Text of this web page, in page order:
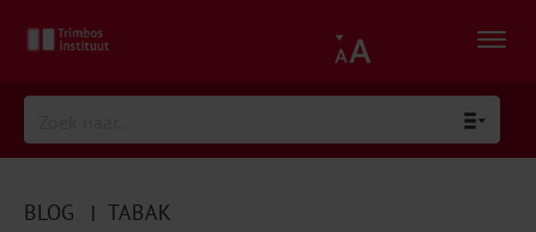
BLOG | TABAK